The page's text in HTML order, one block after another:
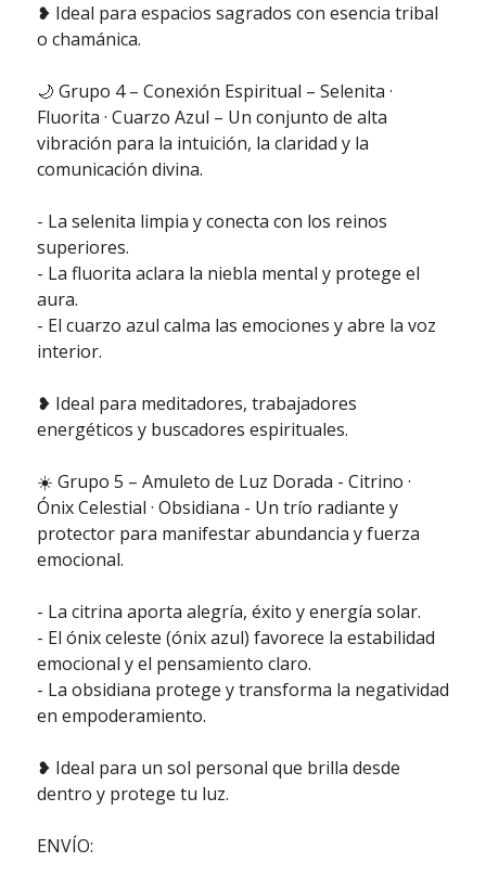
❥ Ideal para espacios sagrados con esencia tribal
o chamánica.
🌙 Grupo 4 – Conexión Espiritual – Selenita ·
Fluorita · Cuarzo Azul – Un conjunto de alta
vibración para la intuición, la claridad y la
comunicación divina.
- La selenita limpia y conecta con los reinos
superiores.
- La fluorita aclara la niebla mental y protege el
aura.
- El cuarzo azul calma las emociones y abre la voz
interior.
❥ Ideal para meditadores, trabajadores
energéticos y buscadores espirituales.
☀️ Grupo 5 – Amuleto de Luz Dorada - Citrino ·
Ónix Celestial · Obsidiana - Un trío radiante y
protector para manifestar abundancia y fuerza
emocional.
- La citrina aporta alegría, éxito y energía solar.
- El ónix celeste (ónix azul) favorece la estabilidad
emocional y el pensamiento claro.
- La obsidiana protege y transforma la negatividad
en empoderamiento.
❥ Ideal para un sol personal que brilla desde
dentro y protege tu luz.
ENVÍO: